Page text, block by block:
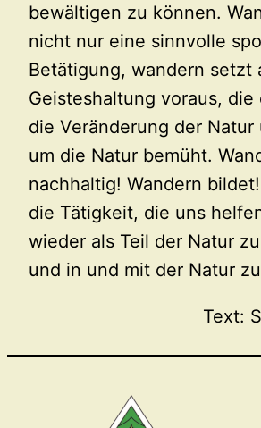
bewältigen zu können.
nicht nur eine sinnvolle
Betätigung, wandern setzt
Geisteshaltung voraus,
die Veränderung der Natur
um die Natur bemüht.
nachhaltig! Wandern
die Tätigkeit, die uns
wieder als Teil der Natur
und in und mit der Natur
Text: